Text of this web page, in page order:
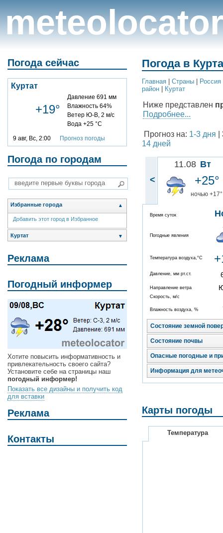
meteolocator
Погода сейчас
Куртат
+19°
Давление 691 мм
Влажность 64%
Ветер Ю-В, 2 м/с
Вода +25 °C
9 авг, Вс, 2:00 Прогноз погоды
Погода по городам
Избранные города ▲
Добавить этот город в Избранное
Куртат ▼
Реклама
Погодный информер
Хотите повысить информативность и
привлекательность своего сайта?
Установите себе на страницы наш
погодный информер!
Показать все дизайны и получить код
для вставки
Реклама
Контакты
Погода в
Главная Cтраны Россия
район
Куртат
Ниже представлен
Подробнее...
Прогноз на: 1-3 дня
14 дней
<
11.08 Вт
+25°
ночью +17°
Время суток
Погодные явления
Температура воздуха,°C
Давление, мм рт.ст.
Направление ветра
Скорость, м/с
Влажность воздуха, %
Состояние земной
Состояние почвы
Опасные погодные и
Информация для
Карты погоды
Температура